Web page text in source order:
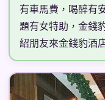
有車馬費，喝醉有
題有女特助，金錢
紹朋友來金錢豹酒